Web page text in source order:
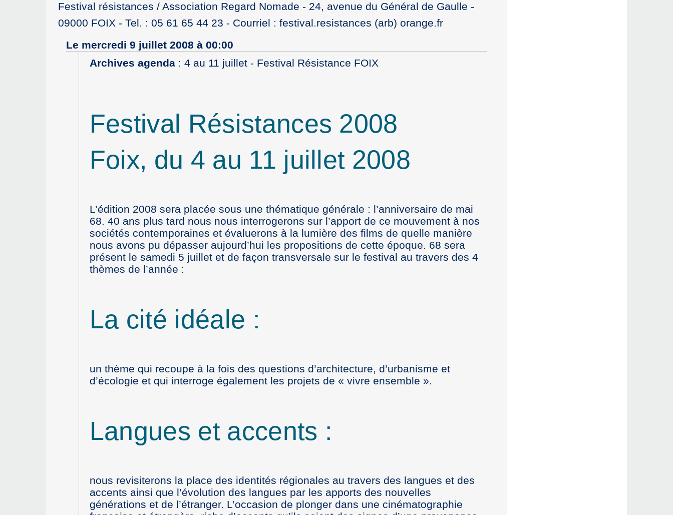
Festival résistances / Association Regard Nomade - 24, avenue du Général de Gaulle -
09000 FOIX - Tel. : 05 61 65 44 23 - Courriel : festival.resistances (arb) orange.fr
Le mercredi 9 juillet 2008 à 00:00
Archives agenda: 4 au 11 juillet - Festival Résistance FOIX
Festival Résistances 2008
Foix, du 4 au 11 juillet 2008
L’édition 2008 sera placée sous une thématique générale : l’anniversaire de mai
68. 40 ans plus tard nous nous interrogerons sur l’apport de ce mouvement à nos
sociétés contemporaines et évaluerons à la lumière des films de quelle manière
nous avons pu dépasser aujourd’hui les propositions de cette époque. 68 sera
présent le samedi 5 juillet et de façon transversale sur le festival au travers des 4
thèmes de l’année :
La cité idéale :
un thème qui recoupe à la fois des questions d’architecture, d’urbanisme et
d’écologie et qui interroge également les projets de « vivre ensemble ».
Langues et accents :
nous revisiterons la place des identités régionales au travers des langues et des
accents ainsi que l’évolution des langues par les apports des nouvelles
générations et de l’étranger. L’occasion de plonger dans une cinématographie